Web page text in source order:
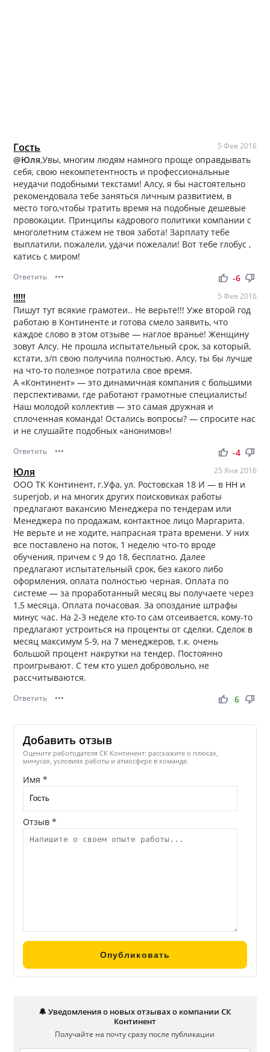
Гость 5 Фев 2016
@Юля,Увы, многим людям намного проще оправдывать
себя, свою некомпетентность и профессиональные
неудачи подобными текстами! Алсу, я бы настоятельно
рекомендовала тебе заняться личным развитием, в
место того,чтобы тратить время на подобные дешевые
провокации. Принципы кадрового политики компании с
многолетним стажем не твоя забота! Зарплату тебе
выплатили, пожалели, удачи пожелали! Вот тебе глобус ,
катись с миром!
Ответить ••• thumb_up thumb_down
-6
!!!!! 5 Фев 2016
Пишут тут всякие грамотеи.. Не верьте!!! Уже второй год
работаю в Континенте и готова смело заявить, что
каждое слово в этом отзыве — наглое вранье! Женщину
зовут Алсу. Не прошла испытательный срок, за который,
кстати, з/п свою получила полностью. Алсу, ты бы лучше
на что-то полезное потратила свое время.
А «Континент» — это динамичная компания с большими
перспективами, где работают грамотные специалисты!
Наш молодой коллектив — это самая дружная и
сплоченная команда! Остались вопросы? — спросите нас
и не слушайте подобных «анонимов»!
Ответить ••• thumb_up thumb_down
-4
Юля 25 Янв 2016
ООО ТК Континент, г.Уфа, ул. Ростовская 18 И — в HH и
superjob, и на многих других поисковиках работы
предлагают вакансию Менеджера по тендерам или
Менеджера по продажам, контактное лицо Маргарита.
Не верьте и не ходите, напрасная трата времени. У них
все поставлено на поток, 1 неделю что-то вроде
обучения, причем с 9 до 18, бесплатно. Далее
предлагают испытательный срок, без какого либо
оформления, оплата полностью черная. Оплата по
системе — за проработанный месяц вы получаете через
1,5 месяца. Оплата почасовая. За опоздание штрафы
минус час. На 2-3 неделе кто-то сам отсеивается, кому-то
предлагают устроиться на проценты от сделки. Сделок в
месяц максимум 5-9, на 7 менеджеров, т.к. очень
большой процент накрутки на тендер. Постоянно
проигрывают. С тем кто ушел добровольно, не
рассчитываются.
Ответить ••• thumb_up thumb_down
6
Добавить отзыв
Оцените работодателя СК Континент: расскажите о плюсах,
минусах, условиях работы и атмосфере в команде.
Имя *
Отзыв *
🔔 Уведомления о новых отзывах о компании СК
Континент
Получайте на почту сразу после публикации